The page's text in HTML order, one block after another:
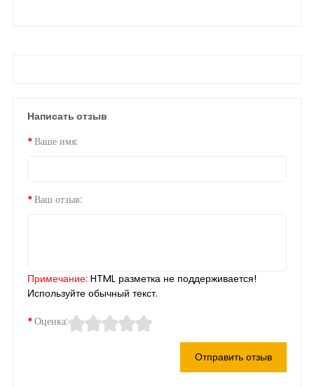
Написать отзыв
Ваше имя:
Ваш отзыв:
Примечание: HTML разметка не поддерживается!
Используйте обычный текст.
Оценка:
Отправить отзыв